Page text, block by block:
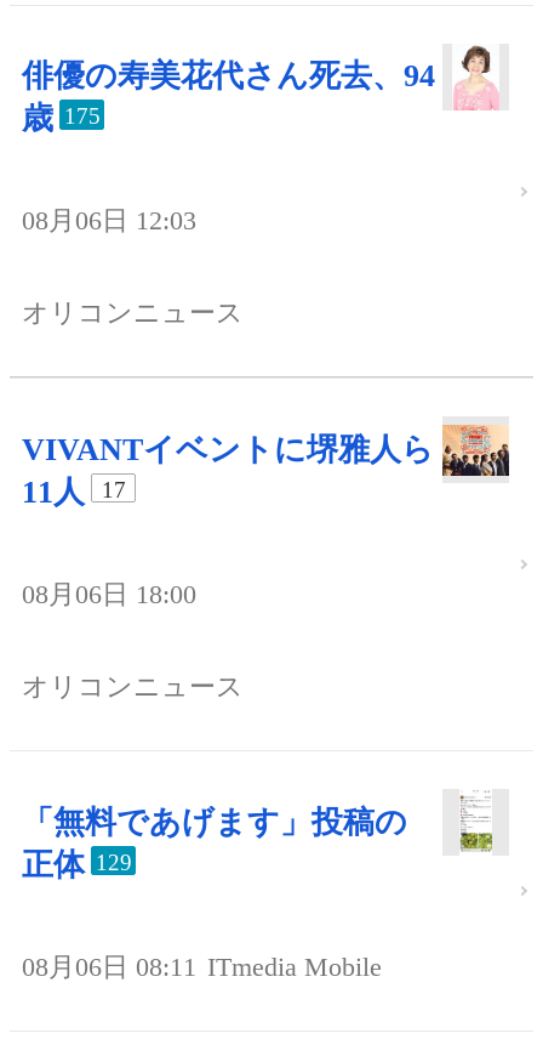
俳優の寿美花代さん死去、94
歳 175
08月06日 12:03
オリコンニュース
VIVANTイベントに堺雅人ら
11人
17
08月06日 18:00
オリコンニュース
「無料であげます」投稿の
正体 129
08月06日 08:11 ITmedia Mobile